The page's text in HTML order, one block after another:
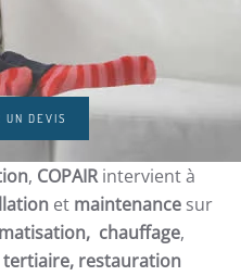
UN DEVIS
, COPAIRintervient à
et maintenance sur
chauffage,
tertiaire, restauration